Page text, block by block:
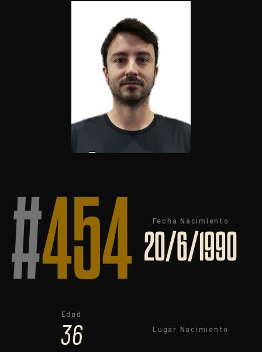
#454 Fecha Nacimiento
20/6/1990
Edad
36 Lugar Nacimiento